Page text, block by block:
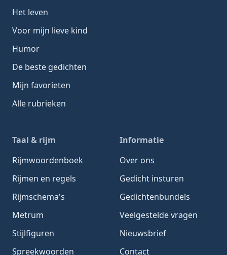
Het leven
Voor mijn lieve kind
Humor
De beste gedichten
Mijn favorieten
Alle rubrieken
Taal & rijm
Rijmwoordenboek
Rijmen en regels
Rijmschema's
Metrum
Stijlfiguren
Spreekwoorden
Informatie
Over ons
Gedicht insturen
Gedichtenbundels
Veelgestelde vragen
Nieuwsbrief
Contact